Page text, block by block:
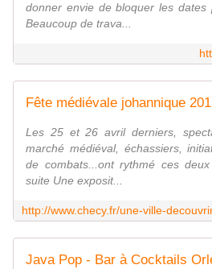
donner envie de bloquer les dates
Beaucoup de trava...
Fête médiévale johannique
Les 25 et 26 avril derniers,
marché médiéval, échassiers,
de combats...ont rythmé ces
suite Une exposit...
Java Pop - Bar à Cocktails